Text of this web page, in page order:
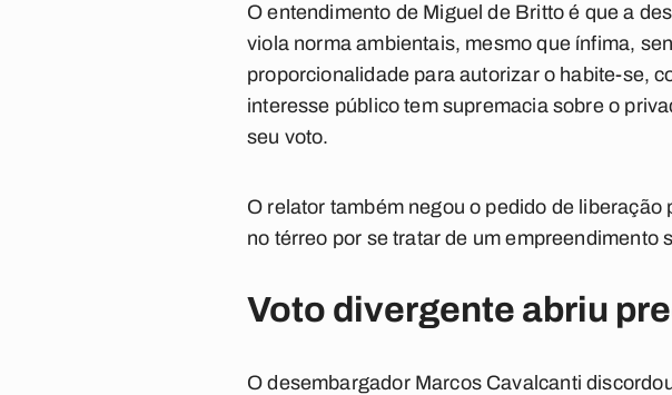
O entendimento de Miguel de Britto é que a
viola norma ambientais, mesmo que ínfima,
proporcionalidade para autorizar o habite-se,
interesse público tem supremacia sobre o
seu voto.
O relator também negou o pedido de
no térreo por se tratar de um
Voto divergente abriu
O desembargador Marcos Cavalcanti